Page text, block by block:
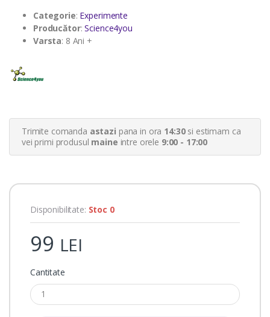
u
s
r
i
Categorie: Experimente
Producător:Science4you
Varsta: 8 Ani +
Trimite comanda astazi pana in ora 14:30si estimam ca
vei primi produsul maine intre orele 9:00 - 17:00
Disponibilitate: Stoc 0
99 LEI
Cantitate